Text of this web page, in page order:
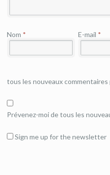
Nom * E-mail *
tous les nouveaux commentaires
Prévenez-moi de tous les
Sign me up for the newsletter